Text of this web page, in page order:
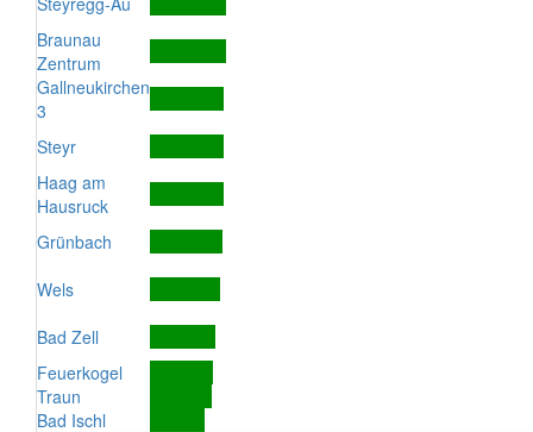
Braunau
Zentrum
Gallneukirchen
3
Steyr
Haag am
Hausruck
Grünbach
Wels
Bad Zell
Feuerkogel
Traun
Bad Ischl